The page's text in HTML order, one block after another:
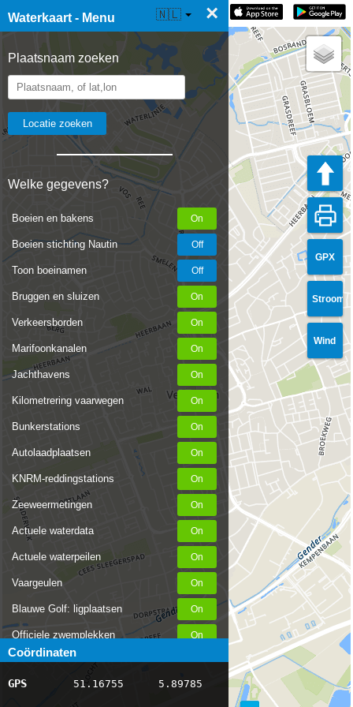
Waterkaart - Menu ×
Plaatsnaam zoeken
Welke gegevens?
Boeien en bakens
Boeien stichting Nautin
Toon boeinamen
Bruggen en sluizen
Verkeersborden
Marifoonkanalen
Jachthavens
Kilometrering vaarwegen
Bunkerstations
Autolaadplaatsen
KNRM-reddingstations
Zeeweermetingen
Actuele waterdata
Actuele waterpeilen
Vaargeulen
Blauwe Golf: ligplaatsen
Officiele zwemplekken
Stremmingen/hinder
AIS scheepsposities
Coördinaten
GPS 51.16755 5.89785
☰ Waterkaart Live 🇳🇱
GPX
Stroom
Wind